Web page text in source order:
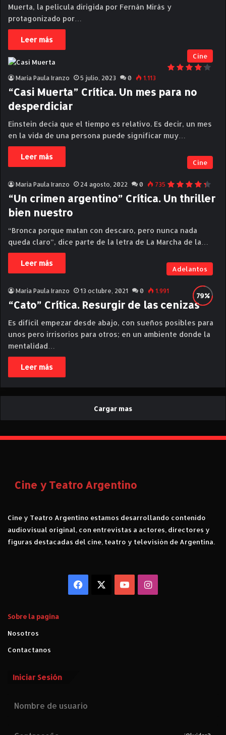
Muerta, la película dirigida por Fernán Mirás y
protagonizado por…
Leer más
Cine
Maria Paula Iranzo 5 julio, 2023 0 1.113
“Casi Muerta” Crítica. Un mes para no
desperdiciar
Einstein decía que el tiempo es relativo. Es decir, un mes
en la vida de una persona puede significar muy…
Leer más
Cine
Maria Paula Iranzo 24 agosto, 2022 0 735
“Un crimen argentino” Crítica. Un thriller
bien nuestro
“Bronca porque matan con descaro, pero nunca nada
queda claro”, dice parte de la letra de La Marcha de la…
Leer más
Adelantos
Maria Paula Iranzo 13 octubre, 2021 0 1.991
“Cato” Crítica. Resurgir de las cenizas
Es difícil empezar desde abajo, con sueños posibles para
unos pero irrisorios para otros; en un ambiente donde la
mentalidad…
Leer más
Cargar mas
Cine y Teatro Argentino
Cine y Teatro Argentino estamos desarrollando contenido
audiovisual original, con entrevistas a actores, directores y
figuras destacadas del cine, teatro y televisión de Argentina.
Facebook YouTubeInstagram
Sobre la pagina
Nosotros
Contactanos
Iniciar Sesión